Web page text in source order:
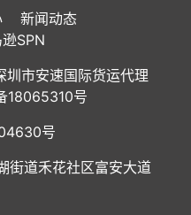
新闻动态
SPN
市安速国际货运代理
18065310号
号
街道禾花社区富安大道